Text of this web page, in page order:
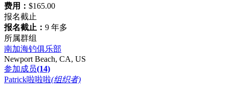
费用： $165.00
报名截止
报名截止： 9 年多
所属群组
南加海钓俱乐部
Newport Beach, CA, US
参加成员(14)
Patrick啦啦啦(组织者)